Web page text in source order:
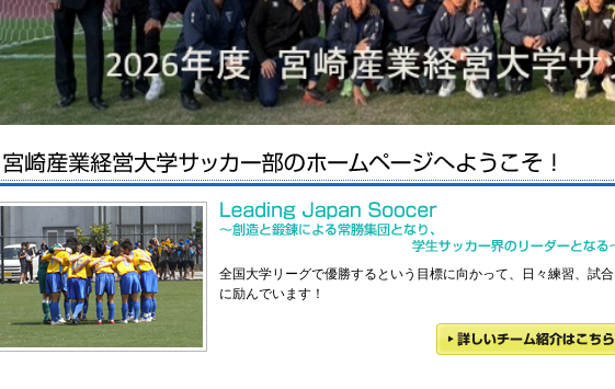
全国大学リーグで優勝するという目標に向かって、日々練習、試合
に励んでいます！